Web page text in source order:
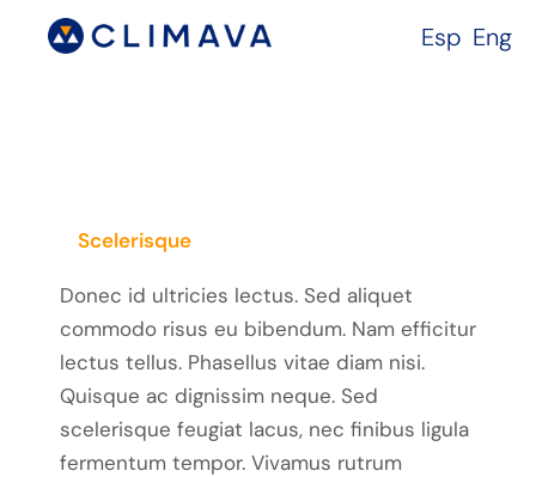
Esp Eng
Scelerisque
Donec id ultricies lectus. Sed aliquet
commodo risus eu bibendum. Nam efficitur
lectus tellus. Phasellus vitae diam nisi.
Quisque ac dignissim neque. Sed
scelerisque feugiat lacus, nec finibus ligula
fermentum tempor. Vivamus rutrum